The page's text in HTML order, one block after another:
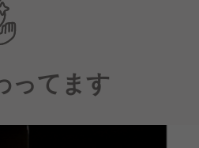
ってます